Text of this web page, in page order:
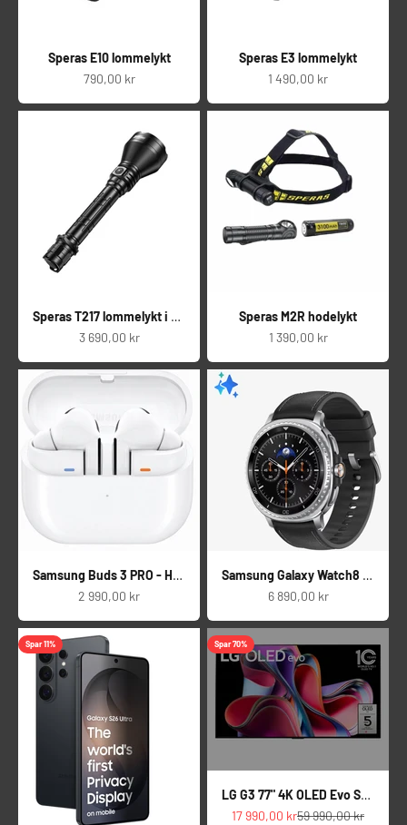
Speras E10 lommelykt
Salgspris
790,00 kr
Speras E3 lommelykt
Salgspris
1 490,00 kr
Speras T217 lommelykt i praktisk koffert
Salgspris
3 690,00 kr
Speras M2R hodelykt
Salgspris
1 390,00 kr
Samsung Buds 3 PRO - Hvit
Salgspris
2 990,00 kr
Samsung Galaxy Watch8 Classic 46mm LTE (sort)
Salgspris
6 890,00 kr
Spar 11% Spar 70%
LG G3 77" 4K OLED Evo Smart-TV - Demo
Salgspris
17 990,00 krNormalpris
59 990,00 kr